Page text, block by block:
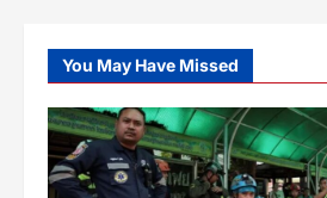
You May Have Missed